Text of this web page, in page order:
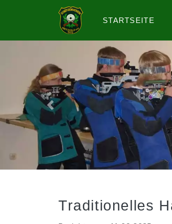
STARTSEITE
Letztes Bild anzeigen
Traditionelles